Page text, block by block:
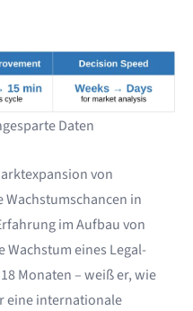
Daten
von
in
im Aufbau von
Wachstum eines Legal-
Monaten – weiß er, wie
eine internationale